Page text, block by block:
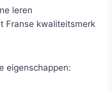
leren
Franse kwaliteitsmerk
eigenschappen: